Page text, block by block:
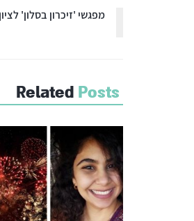
מפגשי 'זיכרון בסלון'
Related Posts